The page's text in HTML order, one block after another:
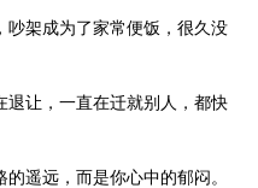
吵架成为了家常便饭，很久没
退让，一直在迁就别人，都快
遥远，而是你心中的郁闷。